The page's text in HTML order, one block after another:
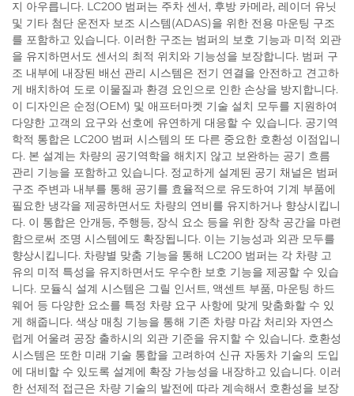
지 아우릅니다. LC200 범퍼는 주차 센서, 후방 카메라, 레이더 유닛
및 기타 첨단 운전자 보조 시스템(ADAS)을 위한 전용 마운팅 구조
를 포함하고 있습니다. 이러한 구조는 범퍼의 보호 기능과 미적 외관
을 유지하면서도 센서의 최적 위치와 기능성을 보장합니다. 범퍼 구
조 내부에 내장된 배선 관리 시스템은 전기 연결을 안전하고 견고하
게 배치하여 도로 이물질과 환경 요인으로 인한 손상을 방지합니다.
이 디자인은 순정(OEM) 및 애프터마켓 기술 설치 모두를 지원하여
다양한 고객의 요구와 선호에 유연하게 대응할 수 있습니다. 공기역
학적 통합은 LC200 범퍼 시스템의 또 다른 중요한 호환성 이점입니
다. 본 설계는 차량의 공기역학을 해치지 않고 보완하는 공기 흐름
관리 기능을 포함하고 있습니다. 정교하게 설계된 공기 채널은 범퍼
구조 주변과 내부를 통해 공기를 효율적으로 유도하여 기계 부품에
필요한 냉각을 제공하면서도 차량의 연비를 유지하거나 향상시킵니
다. 이 통합은 안개등, 주행등, 장식 요소 등을 위한 장착 공간을 마련
함으로써 조명 시스템에도 확장됩니다. 이는 기능성과 외관 모두를
향상시킵니다. 차량별 맞춤 기능을 통해 LC200 범퍼는 각 차량 고
유의 미적 특성을 유지하면서도 우수한 보호 기능을 제공할 수 있습
니다. 모듈식 설계 시스템은 그릴 인서트, 액센트 부품, 마운팅 하드
웨어 등 다양한 요소를 특정 차량 요구 사항에 맞게 맞춤화할 수 있
게 해줍니다. 색상 매칭 기능을 통해 기존 차량 마감 처리와 자연스
럽게 어울려 공장 출하시의 외관 기준을 유지할 수 있습니다. 호환성
시스템은 또한 미래 기술 통합을 고려하여 신규 자동차 기술의 도입
에 대비할 수 있도록 설계에 확장 가능성을 내장하고 있습니다. 이러
한 선제적 접근은 차량 기술의 발전에 따라 계속해서 호환성을 보장